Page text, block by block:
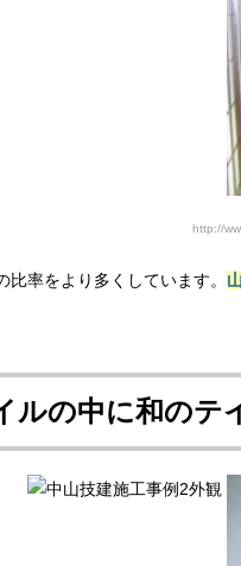
http://
率をより多くしています。
ルの中に和のテ